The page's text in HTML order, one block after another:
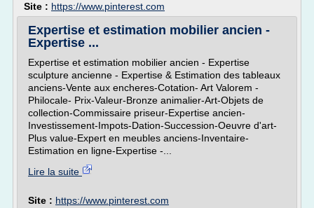
Site : https://www.pinterest.com
Expertise et estimation mobilier ancien -
Expertise ...
Expertise et estimation mobilier ancien - Expertise
sculpture ancienne - Expertise & Estimation des tableaux
anciens-Vente aux encheres-Cotation- Art Valorem -
Philocale- Prix-Valeur-Bronze animalier-Art-Objets de
collection-Commissaire priseur-Expertise ancien-
Investissement-Impots-Dation-Succession-Oeuvre d'art-
Plus value-Expert en meubles anciens-Inventaire-
Estimation en ligne-Expertise -...
Lire la suite
Site : https://www.pinterest.com